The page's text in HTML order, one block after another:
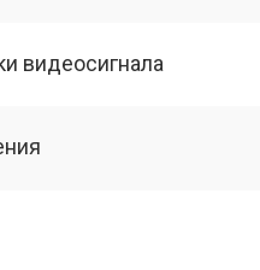
видеосигнала